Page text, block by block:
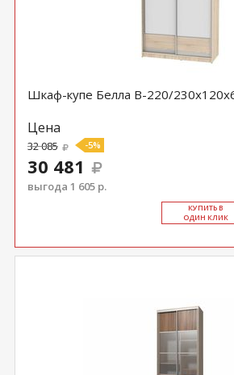
Шкаф-купе Белла B-220/
Цена
32 085 -5%
30 481
выгода 1 605 р.
КУ­ПИТЬ В
ОДИН КЛИК